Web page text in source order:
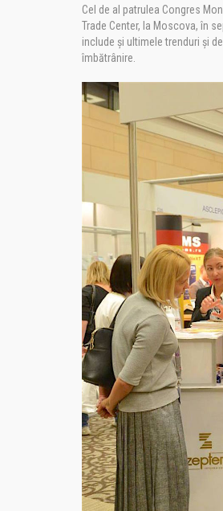
Cel de al patrulea Congres
Trade Center, la Moscova, în
include și ultimele trenduri și
îmbătrânire.